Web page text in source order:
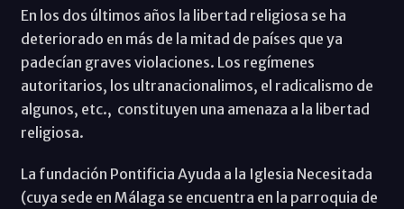
En los dos últimos años la libertad religiosa se ha
deteriorado en más de la mitad de países que ya
padecían graves violaciones. Los regímenes
autoritarios, los ultranacionalimos, el radicalismo de
algunos, etc., constituyen una amenaza a la libertad
religiosa.
La fundación Pontificia Ayuda a la Iglesia Necesitada
(cuya sede en Málaga se encuentra en la parroquia de